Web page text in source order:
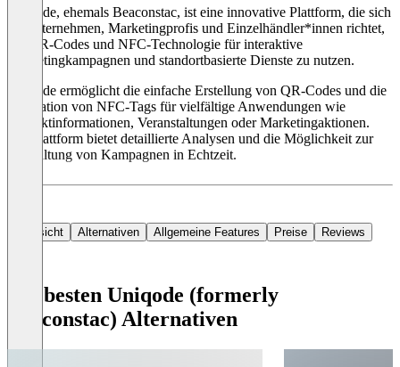
Uniqode, ehemals Beaconstac, ist eine innovative Plattform, die sich
an Unternehmen, Marketingprofis und Einzelhändler*innen richtet,
um QR-Codes und NFC-Technologie für interaktive
Marketingkampagnen und standortbasierte Dienste zu nutzen.
Uniqode ermöglicht die einfache Erstellung von QR-Codes und die
Integration von NFC-Tags für vielfältige Anwendungen wie
Produktinformationen, Veranstaltungen oder Marketingaktionen.
Die Plattform bietet detaillierte Analysen und die Möglichkeit zur
Verwaltung von Kampagnen in Echtzeit.
Die Preise für das Tool beginnen bei 15 $ im Monat.
Übersicht Alternativen Allgemeine Features Preise Reviews
Die besten Uniqode (formerly
Beaconstac) Alternativen